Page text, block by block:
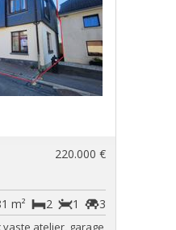
220.000 €
3
1
2
m²
atelier, garage